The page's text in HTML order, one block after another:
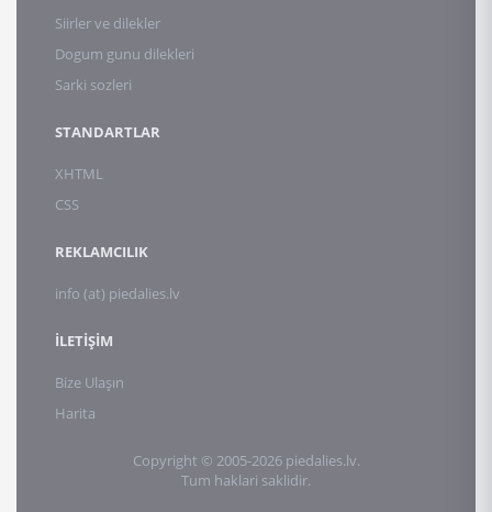
Siirler ve dilekler
Dogum gunu dilekleri
Sarki sozleri
STANDARTLAR
XHTML
CSS
REKLAMCILIK
info (at) piedalies.lv
İLETİŞİM
Bize Ulaşın
Harita
Copyright © 2005-2026 piedalies.lv.
Tum haklari saklidir.